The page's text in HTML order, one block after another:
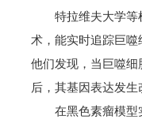
特拉维夫大学等
术，能实时追踪巨噬
他们发现，当巨噬
后，其基因表达发生
在黑色素瘤模型